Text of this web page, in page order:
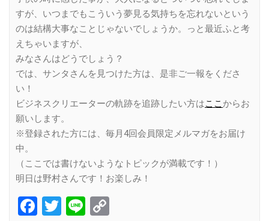
すが、いつまでもこういう夢見る気持ちを忘れないという
のは結構大事なことじゃないでしょうか。っと最近ふと考
えちゃいますが、
みなさんはどうでしょう？
では、サンタさんを見つけた方は、是非ご一報をくださ
い！
ビジネスクリエーターの軌跡を追跡したい方はここ からお
願いします。
※登録された方には、毎月4回会員限定メルマガをお届け
中。
（ここでは書けないようなトピックが満載です！）
明日は野村さんです！お楽しみ！
Facebook
Twitter
Line